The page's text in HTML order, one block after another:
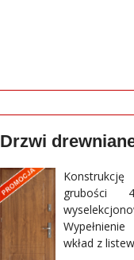
Drzwi
grubości
wkład z